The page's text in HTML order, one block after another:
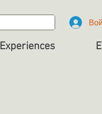
Experiences